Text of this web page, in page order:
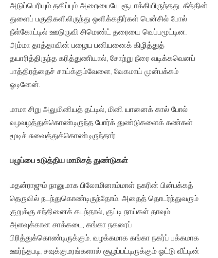
அடுப்பெரியும் தகிப்பும் அறையையே சூடாக்கியிருந்தது. கீத்தின்
துளைப் பகுதிகளிலிருந்து ஒளிக்கதிர்கள் பென்சில் போல்
நீள்கோட்டில் ஊடுருவி சிமெண்ட் தரையை வெப்பமூட்டின.
அம்மா தாத்தாவின் பழைய பனியனைக் கிழித்துத்
தயாரித்திருந்த கரித்துணியால், சோற்று நீரை வடிக்கவெனப்
பாத்திரத்தைச் சாய்க்கும்வேளை, வேகமாய் முன்பக்கம்
ஓடினேன்.
மாமா சிறு அலுமினியத் தட்டில், மினி யானைக் கால் போல்
வழவழத்துக்கொண்டிருந்த போர்க் துண்டுகளைக் கண்கள்
மூடிச் சுவைத்துக்கொண்டிருந்தார்.
பழுப்பை உடுத்திய மாமிசத் துண்டுகள்
மதன்ராஜும் நானுமாக பிலோமினாம்மாள் நகரின் பின்பக்கத்
தெருவில் நடந்துகொண்டிருந்தோம். அதைத் தொடர்ந்துவரும்
குறுக்கு சந்தினைக் கடந்தால், குட்டி நாய்கள் தாவும்
அளவுக்கான சாக்கடை, கங்கா நகரைப்
பிரித்துக்கொண்டிருக்கும். வழக்கமாக கங்கா நகர்ப் பக்கமாக
ஊர்ந்தபடி, சவுக்குமரங்களால் சூழப்பட்டிருக்கும் ஓட்டு வீட்டின்